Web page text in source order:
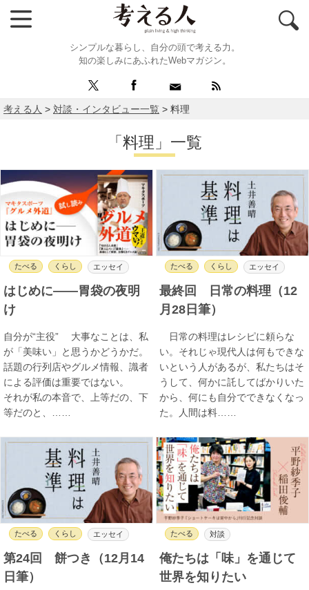
シンプルな暮らし、自分の頭で考える力。
知の楽しみにあふれたWebマガジン。
考える人 > 対談・インタビュー一覧 > 料理
「料理」一覧
たべる くらし エッセイ
はじめに――胃袋の夜明
け
自分が“主役” 大事なことは、私
が「美味い」と思うかどうかだ。
話題の行列店やグルメ情報、識者
による評価は重要ではない。
それが私の本音で、上等だの、下
等だのと、……
たべる くらし エッセイ
最終回 日常の料理（12
月28日筆）
日常の料理はレシピに頼らな
い。それじゃ現代人は何もできな
いという人があるが、私たちはそ
うして、何かに託してばかりいた
から、何にも自分でできなくなっ
た。人間は料……
たべる くらし エッセイ
第24回 餅つき（12月14
日筆）
たべる 対談
俺たちは「味」を通じて
世界を知りたい